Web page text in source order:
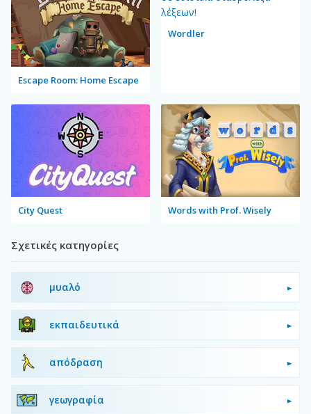
Escape Room: Home Escape
Wordler
City Quest Words with Prof. Wisely
Σχετικές κατηγορίες
μυαλό
εκπαιδευτικά
απόδραση
γεωγραφία